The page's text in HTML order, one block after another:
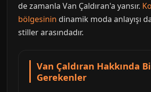
de zamanla Van Çaldıran'a yansır.
bölgesinin dinamik moda anlayışı
stiller arasındadır.
Van Çaldıran Hakkında
Gerekenler